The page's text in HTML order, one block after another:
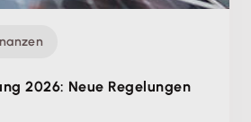
2026: Neue Regelungen